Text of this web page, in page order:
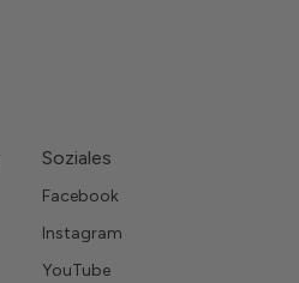
Soziales
Facebook
Instagram
YouTube